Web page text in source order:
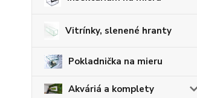
Vitrínky, slenené hranty
Pokladnička na mieru
Akváriá a komplety